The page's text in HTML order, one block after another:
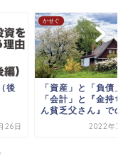
後
26日
かせぐ
「資産」と「負債」
「会計」と『金持ち
ん貧乏父さん』での
2022年3